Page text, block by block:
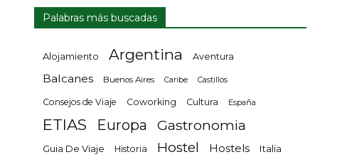
Palabras más buscadas
Alojamiento Argentina Aventura
Balcanes Buenos Aires Caribe Castillos
Consejos de Viaje Coworking Cultura España
ETIAS Europa Gastronomia
Guia De Viaje Historia Hostel Hostels Italia